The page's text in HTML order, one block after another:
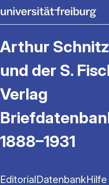
Arthur
und der S.
Verlag
1888–1931
EditorialDatenbankHilfe